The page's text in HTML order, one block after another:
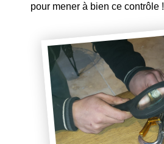
pour mener à bien ce contrôle !